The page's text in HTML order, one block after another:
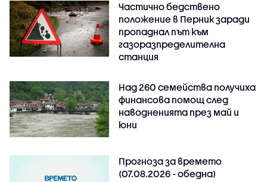
Частично бедствено
положение в Перник заради
пропаднал път към
газоразпределителна
станция
Над 260 семейства получиха
финансова помощ след
наводненията през май и
юни
Прогноза за времето
(07.08.2026 - обедна)